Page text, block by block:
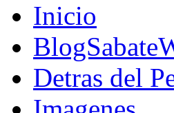
Inicio
Detras del